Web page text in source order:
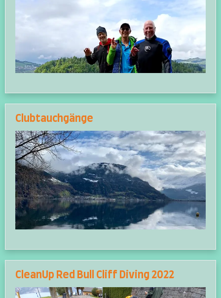
Clubtauchgänge
CleanUp Red Bull Cliff Diving 2022